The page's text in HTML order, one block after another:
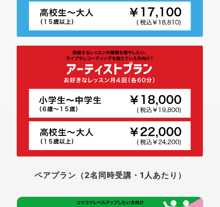
ペアプラン（2名同時受講・1人あたり）